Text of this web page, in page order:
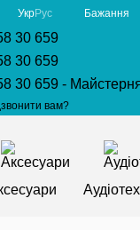
УкрРус Бажання
30 659
30 659
30 659 -
вам?